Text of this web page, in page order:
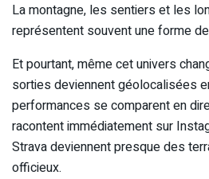
La montagne, les sentiers et les
représentent souvent une forme
Et pourtant, même cet univers
sorties deviennent géolocalisées
performances se comparent en
racontent immédiatement sur
Strava deviennent presque des
officieux.